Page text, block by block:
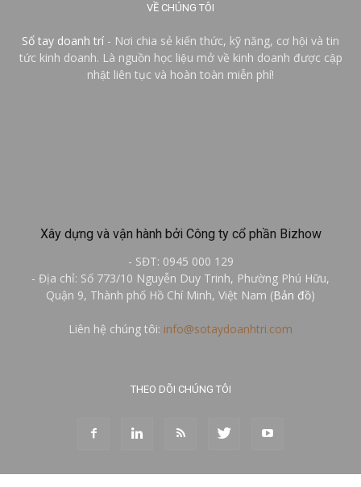
VỀ CHÚNG TÔI
Sổ tay doanh trí - Nơi chia sẻ kiến thức, kỹ năng, cơ hội và tin
tức kinh doanh. Là nguồn học liệu mở về kinh doanh được cập
nhật liên tục và hoàn toàn miễn phí!
Xây dựng và vận hành bởi Công ty cổ phần Bizhow
- SĐT: 0945 000 129
- Địa chỉ: Số 773/10 Nguyễn Duy Trinh, Phường Phú Hữu,
Quận 9, Thành phố Hồ Chí Minh, Việt Nam (Bản đồ)
Liên hệ chúng tôi: info@sotaydoanhtri.com
THEO DÕI CHÚNG TÔI